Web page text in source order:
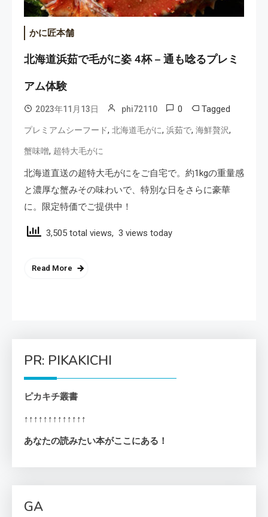
かに匠本舗
北海道浜茹で毛がに姿 4杯 – 通も唸るプレミ
アム体験
2023年11月13日 phi72110 0 Tagged
プレミアムシーフード, 北海道毛がに, 浜茹で, 海鮮贅沢,
蟹味噌, 超特大毛がに
北海道直送の超特大毛がにをご自宅で。約1kgの重量感
と濃厚な蟹みその味わいで、特別な日をさらに豪華
に。限定特価でご提供中！
3,505 total views, 3 views today
Read More
PR: PIKAKICHI
ピカキチ叢書
↑↑↑↑↑↑↑↑↑↑↑↑↑
あなたの読みたい本がここにある！
GA